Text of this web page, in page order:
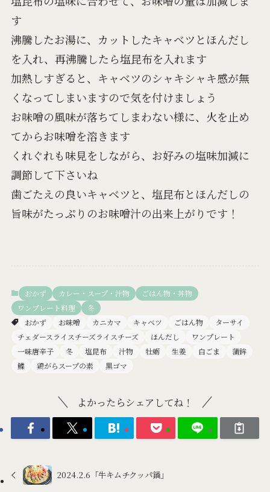
す
沸騰したお湯に、カットしたキャベツとほんだし
を入れ、再沸騰したら塩昆布を入れます
加熱しすぎると、キャベツのシャキシャキ感が無
くなってしまいますので気を付けましょう
お味噌の風味が落ちてしまわない様に、火を止め
てからお味噌を溶きます
くれぐれも味見をしながら、お好みの塩味加減に
調節して下さいね
歯ごたえの良いキャベツと、塩昆布とほんだしの
旨味がたっぷりのお味噌汁の出来上がりです！
おかず カレー・スープ・汁物
ごはん物・丼物
ワンプレート料理
冬
おかず
お味噌 カニカマ キャベツ ごはん物
ターサイ
チェダースライスチーズライスチーズ
ほんだし
ワンプレート
一味唐辛子
冬 塩昆布 汁物 牡蛎 生姜 白ごま
蒲鉾
鰈
鶏がらスープの素 黒ゴマ
よかったらシェアしてね！
2024.2.6「牛キムチクッパ鍋」